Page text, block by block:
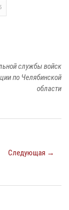
службы войск
по Челябинской
области
Следующая →